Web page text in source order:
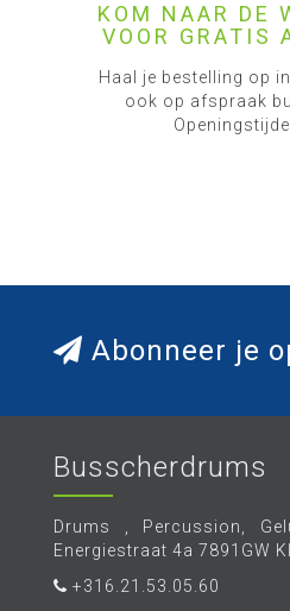
KOM NAAR DE
VOOR GRATIS
Haal je bestelling op
ook op afspraak
Abonneer je
Busscherdrums
Drums , Percussion,
Energiestraat 4a 7891GW
+316.21.53.05.60